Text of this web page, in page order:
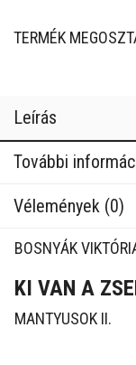
TERMÉK
Leírás
További
Vélemények (0)
BOSNYÁK
KI VAN A
MANTYUSOK II.